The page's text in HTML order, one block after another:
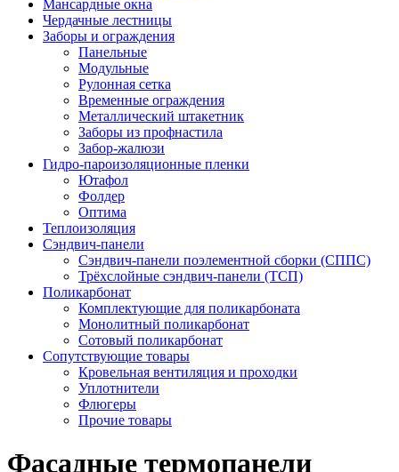
Мансардные окна
Чердачные лестницы
Заборы и ограждения
Панельные
Модульные
Рулонная сетка
Временные ограждения
Металлический штакетник
Заборы из профнастила
Забор-жалюзи
Гидро-пароизоляционные пленки
Ютафол
Фолдер
Оптима
Теплоизоляция
Сэндвич-панели
Сэндвич-панели поэлементной сборки (СППС)
Трёхслойные сэндвич-панели (ТСП)
Поликарбонат
Комплектующие для поликарбоната
Монолитный поликарбонат
Сотовый поликарбонат
Сопутствующие товары
Кровельная вентиляция и проходки
Уплотнители
Флюгеры
Прочие товары
Фасадные термопанели